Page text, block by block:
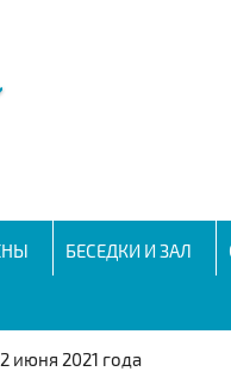
БЕСЕДКИ И ЗАЛ
июня 2021 года